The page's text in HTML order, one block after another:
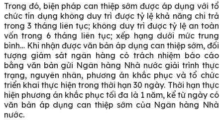
Trong đó, biện pháp can thiệp sớm được áp dụng với tổ
chức tín dụng không duy trì được tỷ lệ khả năng chi trả
trong 3 tháng liên tục; không duy trì được tỷ lệ an toàn
vốn trong 6 tháng liên tục; xếp hạng dưới mức trung
bình… Khi nhận được văn bản áp dụng can thiệp sớm, đối
tượng giám sát ngân hàng có trách nhiệm báo cáo
bằng văn bản gửi Ngân hàng Nhà nước giải trình thực
trạng, nguyên nhân, phương án khắc phục và tổ chức
triển khai thực hiện trong thời hạn 30 ngày. Thời hạn thực
hiện phương án khắc phục tối đa là 1 năm, kể từ ngày có
văn bản áp dụng can thiệp sớm của Ngân hàng Nhà
nước.